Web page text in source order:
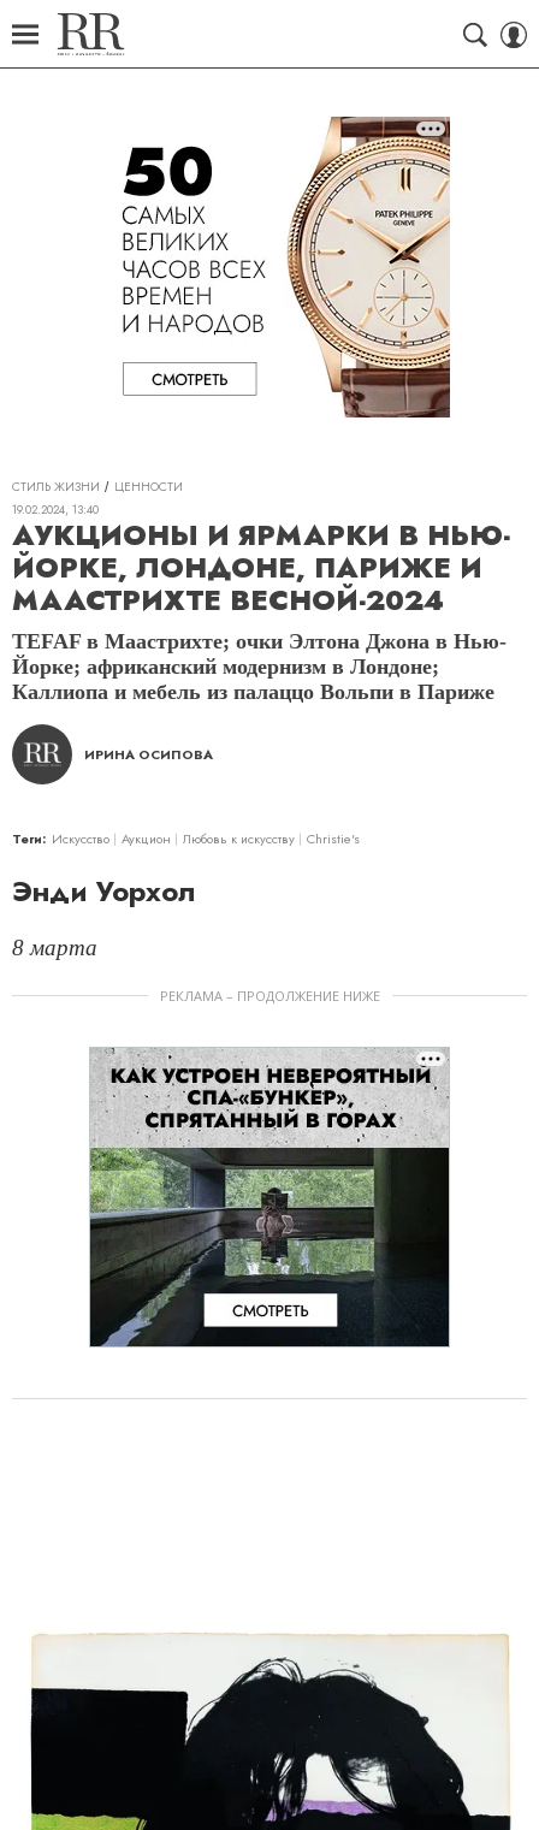
СТИЛЬ ЖИЗНИ
ЦЕННОСТИ
19.02.2024, 13:40
АУКЦИОНЫ И ЯРМАРКИ В НЬЮ-
ЙОРКЕ, ЛОНДОНЕ, ПАРИЖЕ И
МААСТРИХТЕ ВЕСНОЙ-2024
TEFAF в Маастрихте; очки Элтона Джона в Нью-
Йорке; африканский модернизм в Лондоне;
Каллиопа и мебель из палаццо Вольпи в Париже
ИРИНА ОСИПОВА
Теги: Искусство Аукцион Любовь к искусству Christie's
Энди Уорхол
8 марта
РЕКЛАМА – ПРОДОЛЖЕНИЕ НИЖЕ